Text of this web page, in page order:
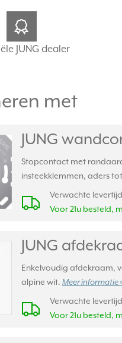
JUNG dealer
met
JUNG
Stopcontact met
insteekklemmen, aders tot
Verwachte
Voor 21u besteld,
JUNG
Enkelvoudig afdekraam,
alpine wit. Meer informatie
Verwachte
Voor 21u besteld,